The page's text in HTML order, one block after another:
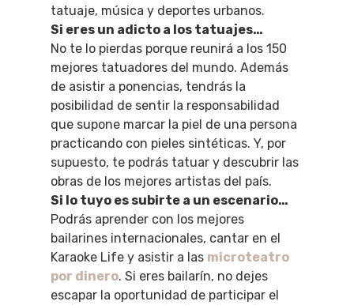
tatuaje, música y deportes urbanos.
Si eres un adicto a los tatuajes…
No te lo pierdas porque reunirá a los 150
mejores tatuadores del mundo. Además
de asistir a ponencias, tendrás la
posibilidad de sentir la responsabilidad
que supone marcar la piel de una persona
practicando con pieles sintéticas. Y, por
supuesto, te podrás tatuar y descubrir las
obras de los mejores artistas del país.
Si lo tuyo es subirte a un escenario…
Podrás aprender con los mejores
bailarines internacionales, cantar en el
Karaoke Life y asistir a las microteatro
por dinero. Si eres bailarín, no dejes
escapar la oportunidad de participar el